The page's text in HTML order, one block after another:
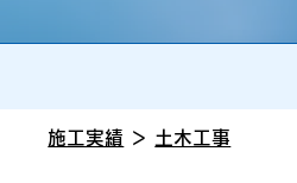
施工実績 ＞ 土木工事